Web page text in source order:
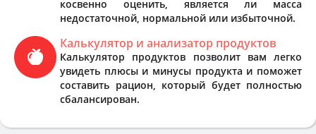
косвенно оценить, является ли масса
недостаточной, нормальной или избыточной.
Калькулятор и анализатор продуктов
Калькулятор продуктов позволит вам легко
увидеть плюсы и минусы продукта и поможет
составить рацион, который будет полностью
сбалансирован.